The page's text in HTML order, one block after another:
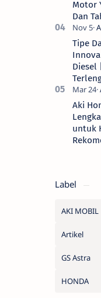
Motor
Dan
Tipe
Diesel
Aki
untuk
Label
AKI MOBIL
Artikel
GS Astra
HONDA